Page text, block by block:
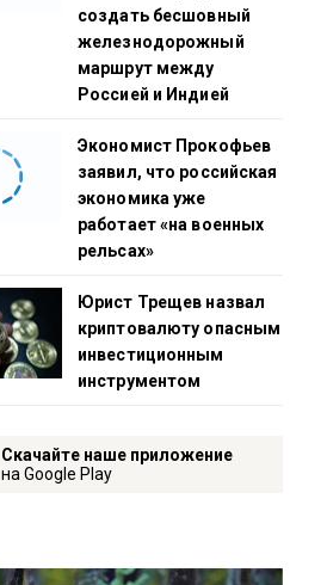
создать бесшовный
железнодорожный
маршрут между
Россией и Индией
Экономист Прокофьев
заявил, что российская
экономика уже
работает «на военных
рельсах»
Юрист Трещев назвал
криптовалюту опасным
инвестиционным
инструментом
Скачайте наше приложение
на Google Play